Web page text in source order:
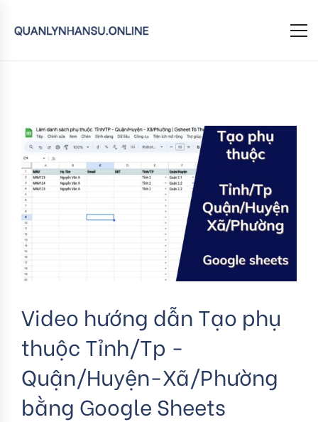
Video hướng dẫn Tạo phụ
thuộc Tỉnh/Tp -
Quận/Huyện-Xã/Phường
bằng Google Sheets